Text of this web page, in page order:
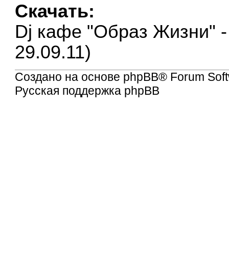
Скачать:
Dj кафе "Образ Жизни"
29.09.11)
Создано на основе phpBB® Forum
Русская поддержка phpBB